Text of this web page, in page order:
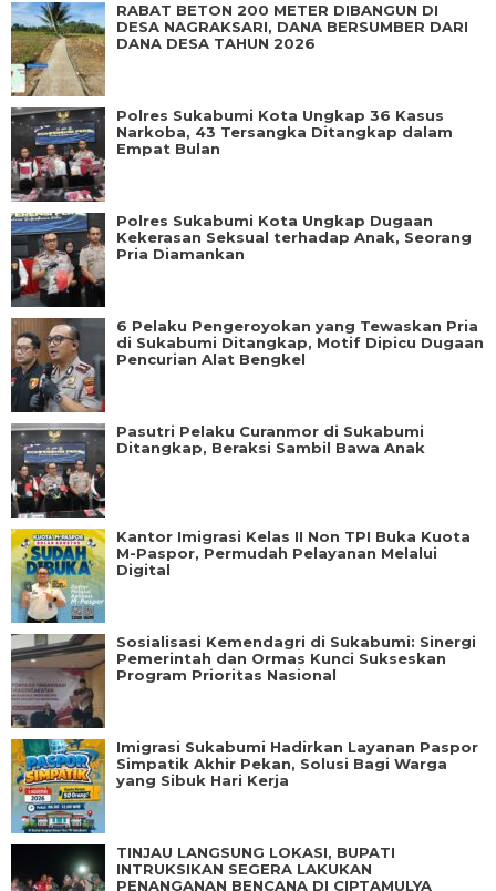
RABAT BETON 200 METER DIBANGUN DI
DESA NAGRAKSARI, DANA BERSUMBER DARI
DANA DESA TAHUN 2026
Polres Sukabumi Kota Ungkap 36 Kasus
Narkoba, 43 Tersangka Ditangkap dalam
Empat Bulan
Polres Sukabumi Kota Ungkap Dugaan
Kekerasan Seksual terhadap Anak, Seorang
Pria Diamankan
6 Pelaku Pengeroyokan yang Tewaskan Pria
di Sukabumi Ditangkap, Motif Dipicu Dugaan
Pencurian Alat Bengkel
Pasutri Pelaku Curanmor di Sukabumi
Ditangkap, Beraksi Sambil Bawa Anak
Kantor Imigrasi Kelas II Non TPI Buka Kuota
M-Paspor, Permudah Pelayanan Melalui
Digital
Sosialisasi Kemendagri di Sukabumi: Sinergi
Pemerintah dan Ormas Kunci Sukseskan
Program Prioritas Nasional
Imigrasi Sukabumi Hadirkan Layanan Paspor
Simpatik Akhir Pekan, Solusi Bagi Warga
yang Sibuk Hari Kerja
TINJAU LANGSUNG LOKASI, BUPATI
INTRUKSIKAN SEGERA LAKUKAN
PENANGANAN BENCANA DI CIPTAMULYA